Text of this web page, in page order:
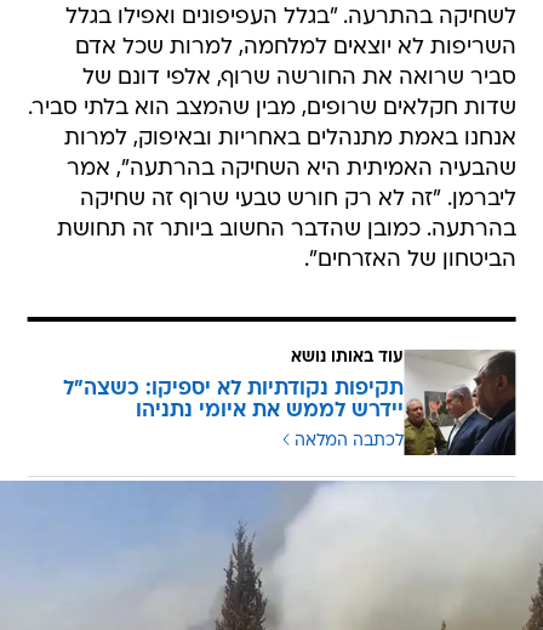
לשחיקה בהתרעה. "בגלל העפיפונים ואפילו בגלל
השריפות לא יוצאים למלחמה, למרות שכל אדם
סביר שרואה את החורשה שרוף, אלפי דונם של
שדות חקלאים שרופים, מבין שהמצב הוא בלתי סביר.
אנחנו באמת מתנהלים באחריות ובאיפוק, למרות
שהבעיה האמיתית היא השחיקה בהרתעה", אמר
ליברמן. "זה לא רק חורש טבעי שרוף זה שחיקה
בהרתעה. כמובן שהדבר החשוב ביותר זה תחושת
הביטחון של האזרחים".
עוד באותו נושא
תקיפות נקודתיות לא יספיקו: כשצה"ל
יידרש לממש את איומי נתניהו
לכתבה המלאה